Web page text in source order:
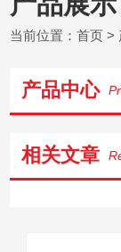
当前位置：首页 >
产品中心
相关文章